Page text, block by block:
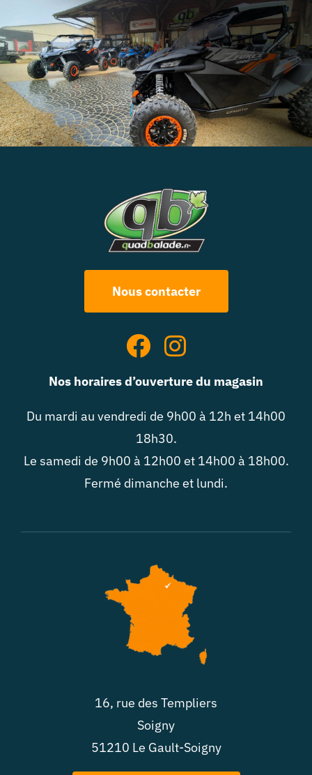
Nous contacter
Nos horaires d’ouverture du magasin
Du mardi au vendredi de 9h00 à 12h et 14h00
18h30.
Le samedi de 9h00 à 12h00 et 14h00 à 18h00.
Fermé dimanche et lundi.
16, rue des Templiers
Soigny
51210 Le Gault-Soigny